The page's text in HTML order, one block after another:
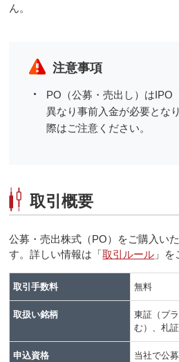
ん。
注意事項
PO（公募・売出し）はIPO
異なり事前入金が必要とな
際はご注意ください。
取引概要
公募・売出株式（PO）をご購入い
す。詳しい情報は「取引ルール 」を
取引手数料 無料
取扱い銘柄
東証（プ
む）、札
申込資格
当社で公